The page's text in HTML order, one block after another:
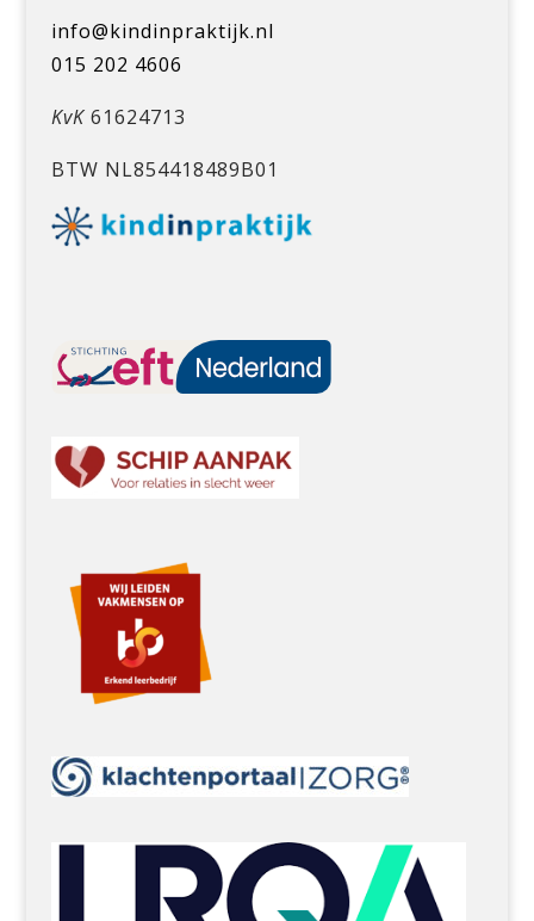
info@kindinpraktijk.nl
015 202 4606
KvK61624713
BTW NL854418489B01